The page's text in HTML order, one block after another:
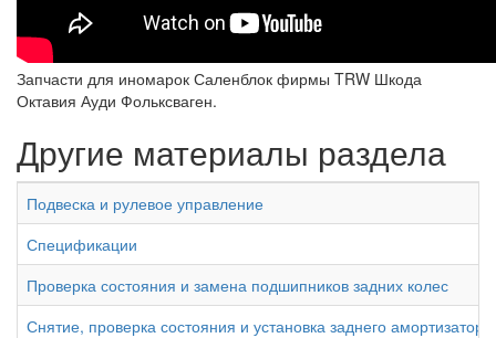
Запчасти для иномарок Саленблок фирмы TRW Шкода
Октавия Ауди Фольксваген.
Другие материалы раздела
Подвеска и рулевое управление
Спецификации
Проверка состояния и замена подшипников задних колес
Снятие, проверка состояния и установка заднего амортизатора